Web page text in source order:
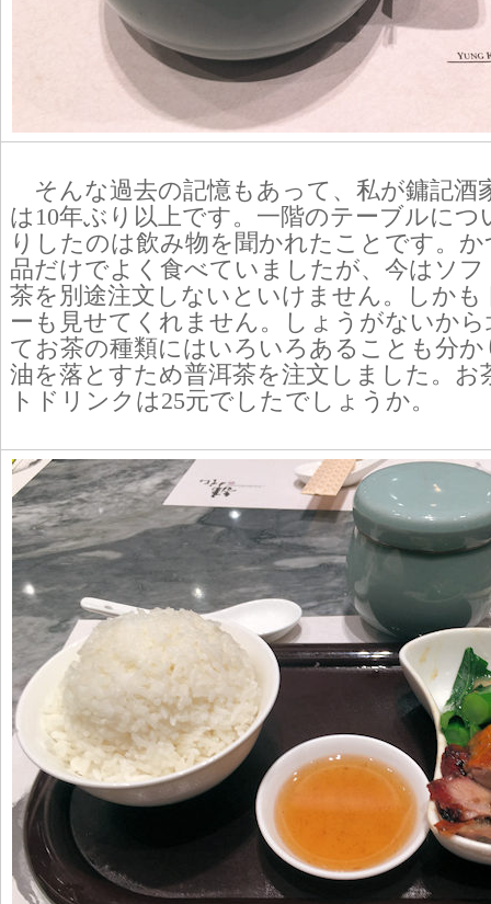
そんな過去の記憶もあって、私が鏞記酒
は10年ぶり以上です。一階のテーブルに
りしたのは飲み物を聞かれたことです。
品だけでよく食べていましたが、今はソ
茶を別途注文しないといけません。しか
ーも見せてくれません。しょうがないか
てお茶の種類にはいろいろあることも分
油を落とすため普洱茶を注文しました。お
トドリンクは25元でしたでしょうか。